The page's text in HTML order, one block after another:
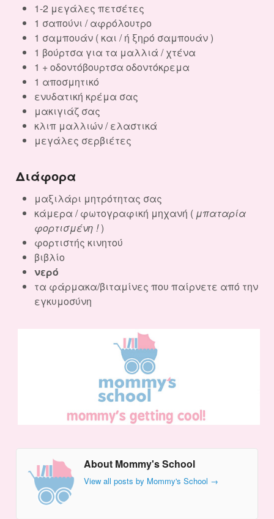
1-2 μεγάλες πετσέτες
1 σαπούνι / αφρόλουτρο
1 σαμπουάν ( και / ή ξηρό σαμπουάν )
1 βούρτσα για τα μαλλιά / χτένα
1 + οδοντόβουρτσα οδοντόκρεμα
1 αποσμητικό
ενυδατική κρέμα σας
μακιγιάζ σας
κλιπ μαλλιών / ελαστικά
μεγάλες σερβιέτες
Διάφορα
μαξιλάρι μητρότητας σας
κάμερα / φωτογραφική μηχανή ( μπαταρία
φορτισμένη !)
φορτιστής κινητού
βιβλίο
νερό
τα φάρμακα/βιταμίνες που παίρνετε από την
εγκυμοσύνη
About Mommy's School
View all posts by Mommy's School →